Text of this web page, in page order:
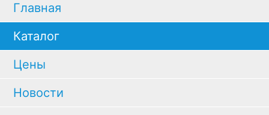
Главная
Каталог
Цены
Новости